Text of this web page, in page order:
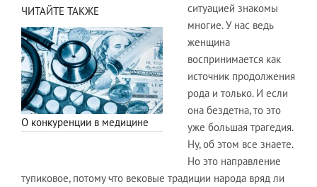
ЧИТАЙТЕ ТАКЖЕ
О конкуренции в медицине
ситуацией знакомы
многие. У нас ведь
женщина
воспринимается как
источник продолжения
рода и только. И если
она бездетна, то это
уже большая трагедия.
Ну, об этом все знаете.
Но это направление
тупиковое, потому что вековые традиции народа вряд ли